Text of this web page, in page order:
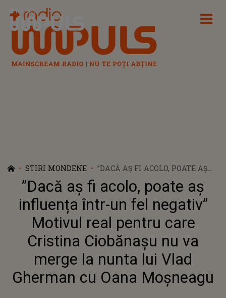
Radio Impuls
STIRI MONDENE
”DACĂ AȘ FI ACOLO, POATE AȘ
INFLUENȚA ÎNTR-UN FEL
NEGATIV” MOTIVUL REAL
PENTRU CARE CRISTINA
CIOBĂNAȘU NU VA MERGE LA
NUNTA LUI VLAD GHERMAN CU
OANA MOȘNEAGU
”Dacă aș fi acolo, poate aș
influența într-un fel negativ”
Motivul real pentru care
Cristina Ciobănașu nu va
merge la nunta lui Vlad
Gherman cu Oana Moșneagu